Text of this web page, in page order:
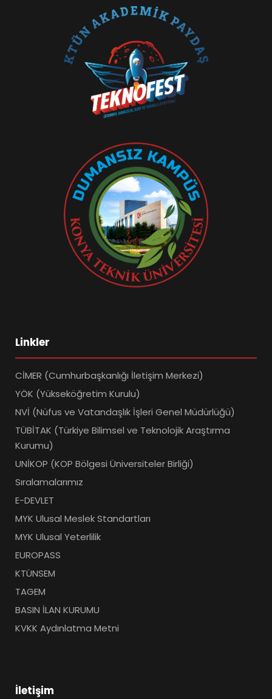
Linkler
CİMER (Cumhurbaşkanlığı İletişim Merkezi)
YÖK (Yükseköğretim Kurulu)
NVİ (Nüfus ve Vatandaşlık İşleri Genel Müdürlüğü)
TÜBİTAK (Türkiye Bilimsel ve Teknolojik Araştırma
Kurumu)
UNİKOP (KOP Bölgesi Üniversiteler Birliği)
Sıralamalarımız
E-DEVLET
MYK Ulusal Meslek Standartları
MYK Ulusal Yeterlilik
EUROPASS
KTÜNSEM
TAGEM
BASIN İLAN KURUMU
KVKK Aydınlatma Metni
İletişim